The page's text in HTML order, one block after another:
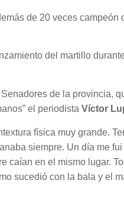
de 20 veces campeón
del martillo
de la provincia,
el periodistaVíctor
física muy grande.
siempre. Un día me
caían en el mismo lugar.
sucedió con la bala y el